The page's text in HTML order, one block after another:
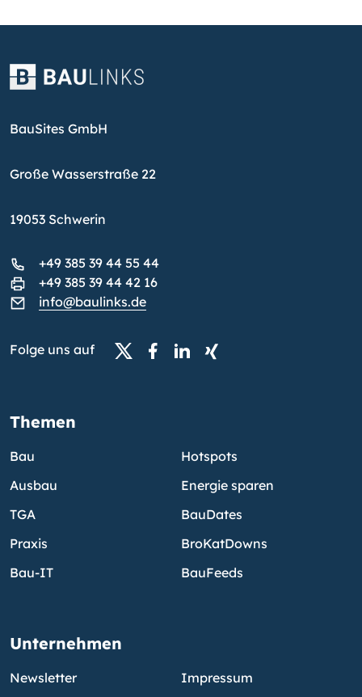
BauSites GmbH
Große Wasserstraße 22
19053 Schwerin
+49 385 39 44 55 44
+49 385 39 44 42 16
info@baulinks.de
Folge uns auf
Themen
Bau
Ausbau
TGA
Praxis
Bau-IT
Hotspots
Energie sparen
BauDates
BroKatDowns
BauFeeds
Unternehmen
Newsletter
Impressum